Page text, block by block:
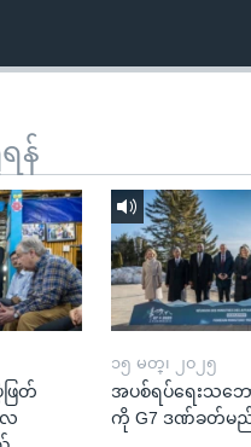
န်
ြတ်
လ
၁၅ မတ္၊ ၂၀၂၅
အပစ်ရပ်ရေးသဘေ
ကို G7 ဒဏ်ခတ်မ